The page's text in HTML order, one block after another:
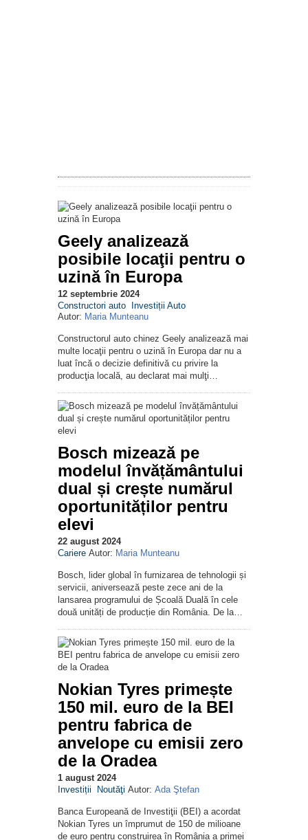
Geely analizează
posibile locaţii pentru o
uzină în Europa
12 septembrie 2024
Constructori auto
Investiții Auto
Autor: Maria Munteanu
Constructorul auto chinez Geely analizează mai
multe locaţii pentru o uzină în Europa dar nu a
luat încă o decizie definitivă cu privire la
producţia locală, au declarat mai mulţi…
Bosch mizează pe
modelul învățământului
dual și crește numărul
oportunităților pentru
elevi
22 august 2024
Cariere Autor: Maria Munteanu
Bosch, lider global în furnizarea de tehnologii și
servicii, aniversează peste zece ani de la
lansarea programului de Școală Duală în cele
două unități de producție din România. De la…
Nokian Tyres primește
150 mil. euro de la BEI
pentru fabrica de
anvelope cu emisii zero
de la Oradea
1 august 2024
Investiții
Noutăţi Autor: Ada Ştefan
Banca Europeană de Investiţii (BEI) a acordat
Nokian Tyres un împrumut de 150 de milioane
de euro pentru construirea în România a primei